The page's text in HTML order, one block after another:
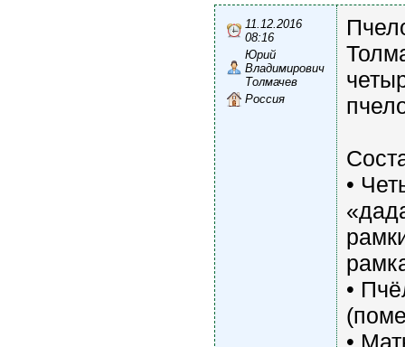
11.12.2016
08:16
Юрий
Владимирович
Толмачев
Россия
•
•
•